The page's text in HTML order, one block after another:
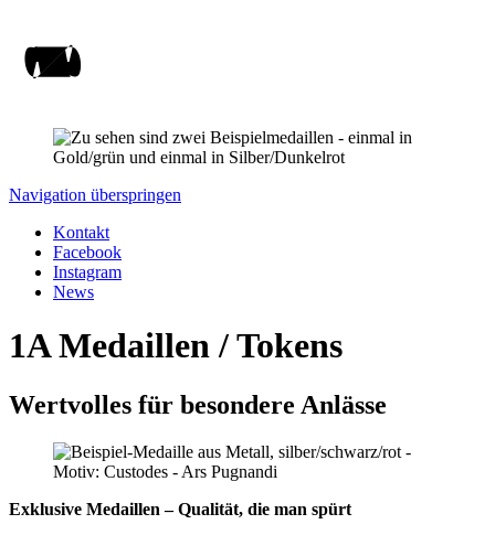
Navigation überspringen
Kontakt
Facebook
Instagram
News
1A Medaillen / Tokens
Wertvolles für besondere Anlässe
Exklusive Medaillen – Qualität, die man spürt